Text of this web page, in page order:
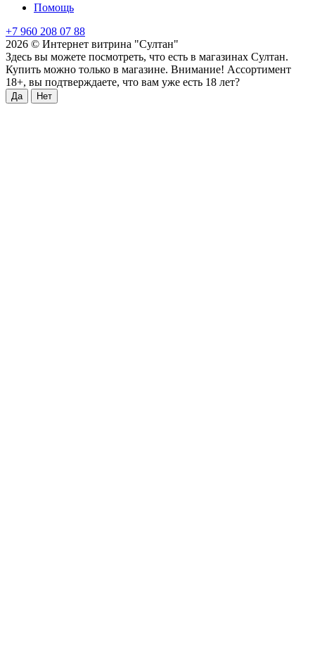
Помощь
+7 960 208 07 88
2026 © Интернет витрина "Султан"
Здесь вы можете посмотреть, что есть в магазинах Султан.
Купить можно только в магазине. Внимание! Ассортимент
18+, вы подтверждаете, что вам уже есть 18 лет?